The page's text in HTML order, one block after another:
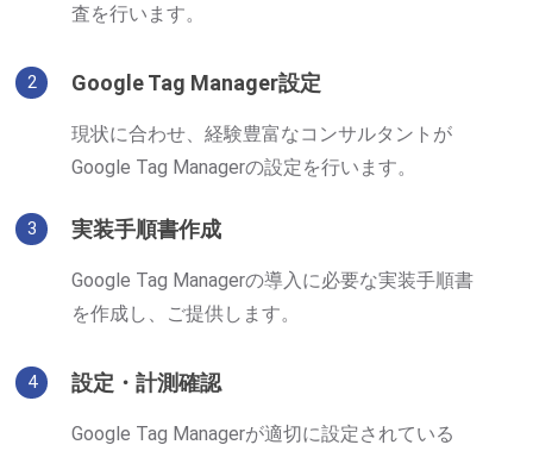
査を行います。
2 Google Tag Manager設定
現状に合わせ、経験豊富なコンサルタントが
Google Tag Managerの設定を行います。
3 実装手順書作成
Google Tag Managerの導入に必要な実装手順書
を作成し、ご提供します。
4 設定・計測確認
Google Tag Managerが適切に設定されている